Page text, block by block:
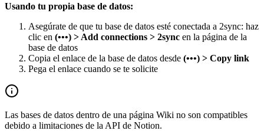
Usando tu propia base de datos:
Asegúrate de que tu base de datos esté conectada a 2sync: haz
clic en (•••) > Add connections > 2sync en la página de la
base de datos
Copia el enlace de la base de datos desde (•••) > Copy link
Pega el enlace cuando se te solicite
Las bases de datos dentro de una página Wiki no son compatibles
debido a limitaciones de la API de Notion.